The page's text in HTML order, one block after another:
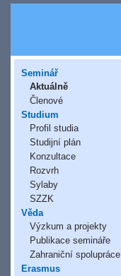
Seminář
Aktuálně
Členové
Studium
Profil studia
Studijní plán
Konzultace
Rozvrh
Sylaby
SZZK
Věda
Výzkum a projekty
Publikace semináře
Zahraniční spolupráce
Erasmus